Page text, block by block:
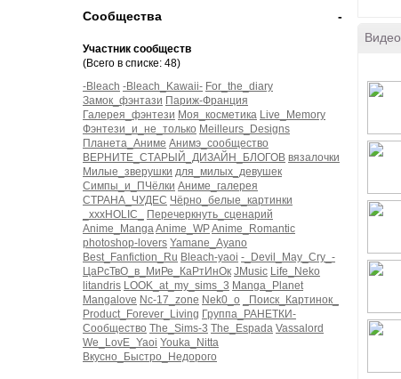
-
Сообщества
Участник сообществ
(Всего в списке: 48)
-Bleach -Bleach_Kawaii- For_the_diary
Замок_фэнтази Париж-Франция
Галерея_фэнтези Моя_косметика Live_Memory
Фэнтези_и_не_только Meilleurs_Designs
Планета_Аниме Анимэ_сообщество
ВЕРНИТЕ_СТАРЫЙ_ДИЗАЙН_БЛОГОВ вязалочки
Милые_зверушки для_милых_девушек
Симпы_и_ПЧёлки Аниме_галерея
СТРАНА_ЧУДЕС Чёрно_белые_картинки
_xxxHOLIC_
Перечеркнуть_сценарий
Anime_MangaAnime_WPAnime_Romantic
photoshop-lovers Yamane_Ayano
Best_Fanfiction_Ru Bleach-yaoi -_Devil_May_Cry_-
ЦаРсТвО_в_МиРе_КаРтИнОк JMusic Life_Neko
litandris LOOK_at_my_sims_3 Manga_Planet
Mangalove Nc-17_zone Nek0_o
_Поиск_Картинок_
Product_Forever_Living Группа_РАНЕТКИ-
Сообщество The_Sims-3 The_Espada Vassalord
We_LovE_Yaoi Youka_Nitta
Вкусно_Быстро_Недорого
Видео